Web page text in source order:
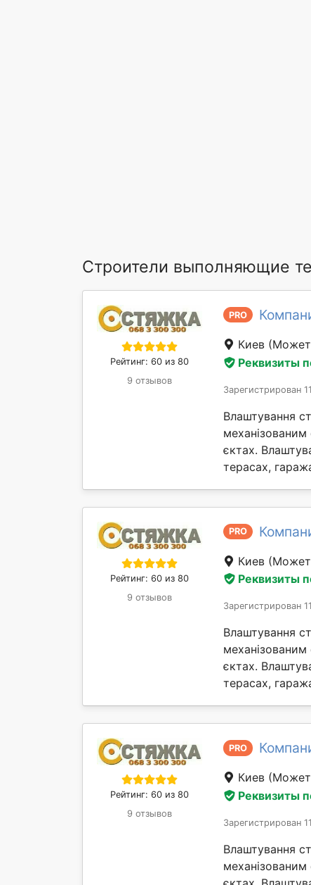
Строители выполняющие
Рейтинг: 60 из 80
9 отзывов
PRO
Киев (Может
Реквизиты
Зарегистрирован
Влаштування
єктах.
терасах,
Рейтинг: 60 из 80
9 отзывов
PRO
Киев (Может
Реквизиты
Зарегистрирован
Влаштування
єктах.
терасах,
Рейтинг: 60 из 80
9 отзывов
PRO
Киев (Может
Реквизиты
Зарегистрирован
Влаштування